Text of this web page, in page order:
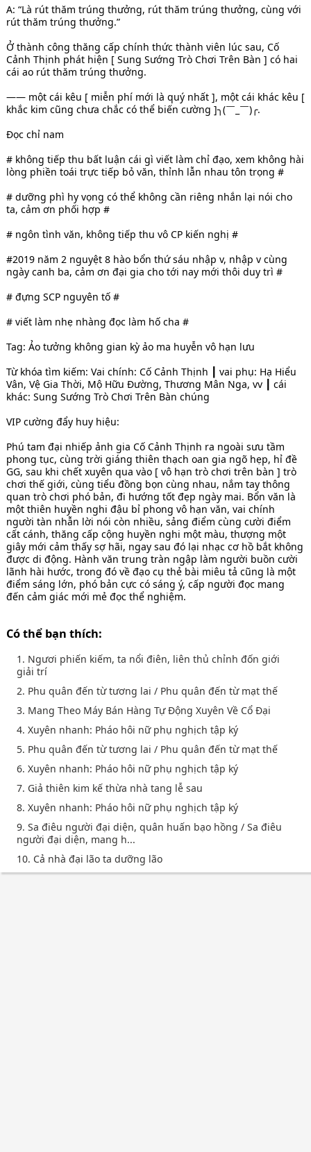
A: “Là rút thăm trúng thưởng, rút thăm trúng thưởng, cùng với
rút thăm trúng thưởng.”
Ở thành công thăng cấp chính thức thành viên lúc sau, Cố
Cảnh Thịnh phát hiện [ Sung Sướng Trò Chơi Trên Bàn ] có hai
cái ao rút thăm trúng thưởng.
—— một cái kêu [ miễn phí mới là quý nhất ], một cái khác kêu [
khắc kim cũng chưa chắc có thể biến cường ]╮(￣_￣)╭.
Đọc chỉ nam
# không tiếp thu bất luận cái gì viết làm chỉ đạo, xem không hài
lòng phiền toái trực tiếp bỏ văn, thỉnh lẫn nhau tôn trọng #
# dưỡng phì hy vọng có thể không cần riêng nhắn lại nói cho
ta, cảm ơn phối hợp #
# ngôn tình văn, không tiếp thu vô CP kiến nghị #
#2019 năm 2 nguyệt 8 hào bổn thứ sáu nhập v, nhập v cùng
ngày canh ba, cảm ơn đại gia cho tới nay mới thôi duy trì #
# đựng SCP nguyên tố #
# viết làm nhẹ nhàng đọc làm hố cha #
Tag: Ảo tưởng không gian kỳ ảo ma huyễn vô hạn lưu
Từ khóa tìm kiếm: Vai chính: Cố Cảnh Thịnh ┃ vai phụ: Hạ Hiểu
Vân, Vệ Gia Thời, Mộ Hữu Đường, Thương Mân Nga, vv ┃ cái
khác: Sung Sướng Trò Chơi Trên Bàn chúng
VIP cường đẩy huy hiệu:
Phú tam đại nhiếp ảnh gia Cố Cảnh Thịnh ra ngoài sưu tầm
phong tục, cùng trời giáng thiên thạch oan gia ngõ hẹp, hỉ đề
GG, sau khi chết xuyên qua vào [ vô hạn trò chơi trên bàn ] trò
chơi thế giới, cùng tiểu đồng bọn cùng nhau, nắm tay thông
quan trò chơi phó bản, đi hướng tốt đẹp ngày mai. Bổn văn là
một thiên huyền nghi đậu bỉ phong vô hạn văn, vai chính
người tàn nhẫn lời nói còn nhiều, sảng điểm cùng cười điểm
cất cánh, thăng cấp cộng huyền nghi một màu, thượng một
giây mới cảm thấy sợ hãi, ngay sau đó lại nhạc cơ hồ bắt không
được di động. Hành văn trung tràn ngập làm người buồn cười
lãnh hài hước, trong đó về đạo cụ thẻ bài miêu tả cũng là một
điểm sáng lớn, phó bản cực có sáng ý, cấp người đọc mang
đến cảm giác mới mẻ đọc thể nghiệm.
Có thể bạn thích:
1. Ngươi phiến kiếm, ta nổi điên, liên thủ chỉnh đốn giới
giải trí
2. Phu quân đến từ tương lai / Phu quân đến từ mạt thế
3. Mang Theo Máy Bán Hàng Tự Động Xuyên Về Cổ Đại
4. Xuyên nhanh: Pháo hôi nữ phụ nghịch tập ký
5. Phu quân đến từ tương lai / Phu quân đến từ mạt thế
6. Xuyên nhanh: Pháo hôi nữ phụ nghịch tập ký
7. Giả thiên kim kế thừa nhà tang lễ sau
8. Xuyên nhanh: Pháo hôi nữ phụ nghịch tập ký
9. Sa điêu người đại diện, quân huấn bạo hồng / Sa điêu
người đại diện, mang h...
10. Cả nhà đại lão ta dưỡng lão